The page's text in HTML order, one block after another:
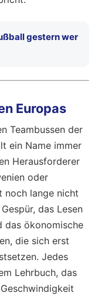
gestern wer
Europas
Teambussen der
ein Name immer
Herausforderer
oder
noch lange nicht
das Lesen
das ökonomische
die sich erst
Jedes
Lehrbuch, das